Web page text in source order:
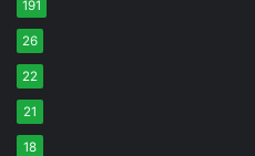
191
26
22
21
18